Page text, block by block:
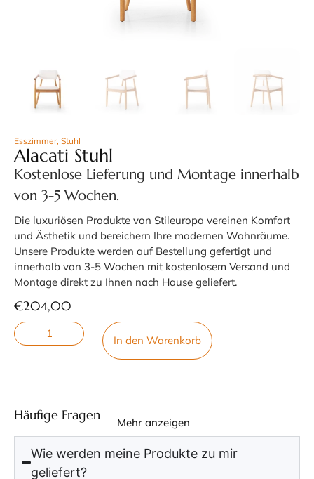
Esszimmer, Stuhl
Alacati Stuhl
Kostenlose Lieferung und Montage innerhalb
von 3-5 Wochen.
Die luxuriösen Produkte von Stileuropa vereinen Komfort
und Ästhetik und bereichern Ihre modernen Wohnräume.
Unsere Produkte werden auf Bestellung gefertigt und
innerhalb von 3-5 Wochen mit kostenlosem Versand und
Montage direkt zu Ihnen nach Hause geliefert.
€204,00
In den Warenkorb
Häufige Fragen Mehr anzeigen
Wie werden meine Produkte zu mir
geliefert?